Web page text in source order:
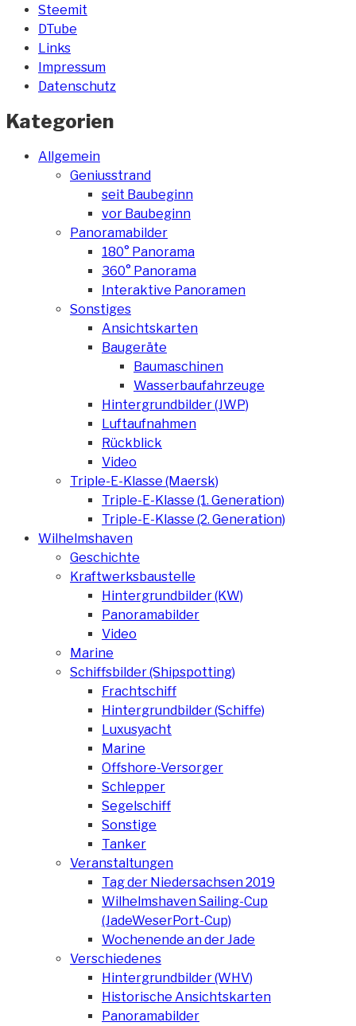
Steemit
DTube
Links
Impressum
Datenschutz
Kategorien
Allgemein
Geniusstrand
seit Baubeginn
vor Baubeginn
Panoramabilder
180° Panorama
360° Panorama
Interaktive Panoramen
Sonstiges
Ansichtskarten
Baugeräte
Baumaschinen
Wasserbaufahrzeuge
Hintergrundbilder (JWP)
Luftaufnahmen
Rückblick
Video
Triple-E-Klasse (Maersk)
Triple-E-Klasse (1. Generation)
Triple-E-Klasse (2. Generation)
Wilhelmshaven
Geschichte
Kraftwerksbaustelle
Hintergrundbilder (KW)
Panoramabilder
Video
Marine
Schiffsbilder (Shipspotting)
Frachtschiff
Hintergrundbilder (Schiffe)
Luxusyacht
Marine
Offshore-Versorger
Schlepper
Segelschiff
Sonstige
Tanker
Veranstaltungen
Tag der Niedersachsen 2019
Wilhelmshaven Sailing-Cup
(JadeWeserPort-Cup)
Wochenende an der Jade
Verschiedenes
Hintergrundbilder (WHV)
Historische Ansichtskarten
Panoramabilder